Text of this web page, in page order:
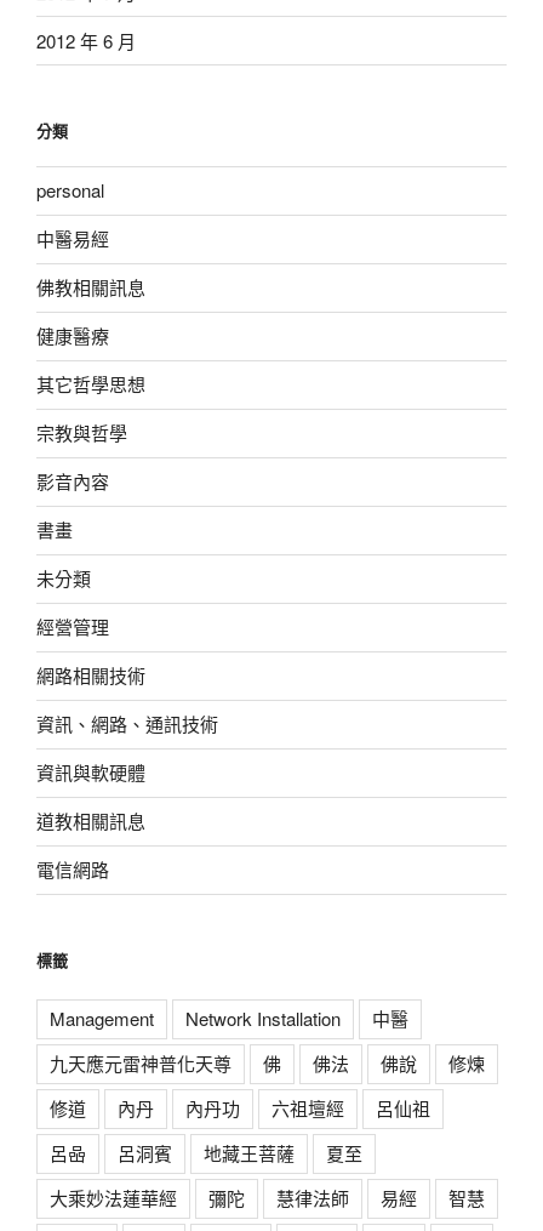
2012 年 6 月
分類
personal
中醫易經
佛教相關訊息
健康醫療
其它哲學思想
宗教與哲學
影音內容
書畫
未分類
經營管理
網路相關技術
資訊、網路、通訊技術
資訊與軟硬體
道教相關訊息
電信網路
標籤
Management Network Installation
中醫
九天應元雷神普化天尊
佛 佛法 佛說
修煉
修道
內丹 內丹功 六祖壇經
呂仙祖
呂喦
呂洞賓 地藏王菩薩
夏至
大乘妙法蓮華經
彌陀 慧律法師 易經
智慧